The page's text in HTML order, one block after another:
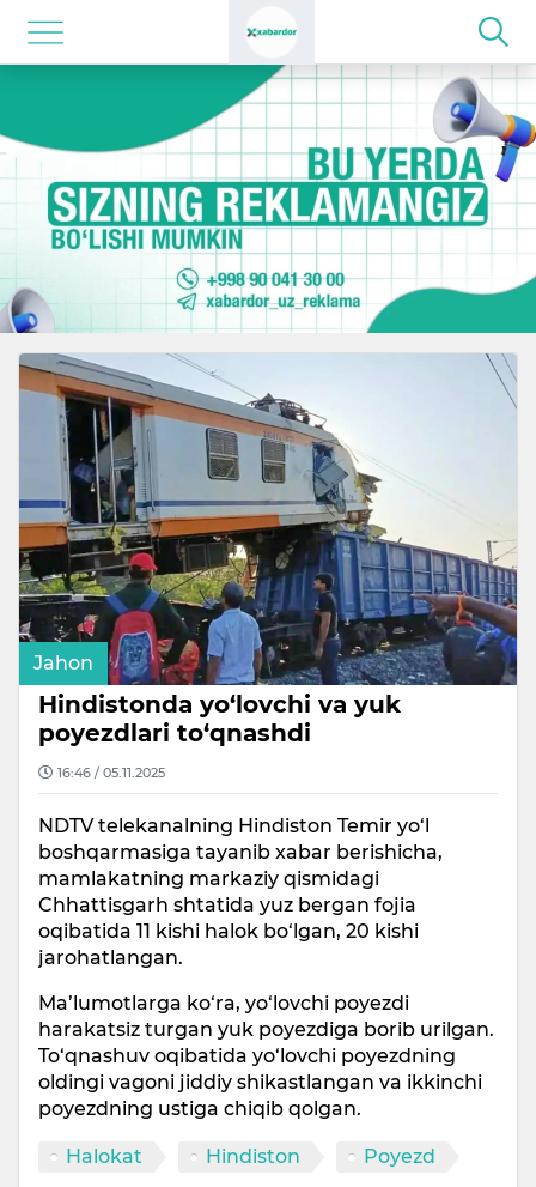
Jahon
Hindistonda yo‘lovchi va yuk
poyezdlari to‘qnashdi
16:46 / 05.11.2025
NDTV telekanalning Hindiston Temir yo‘l
boshqarmasiga tayanib xabar berishicha,
mamlakatning markaziy qismidagi
Chhattisgarh shtatida yuz bergan fojia
oqibatida 11 kishi halok bo‘lgan, 20 kishi
jarohatlangan.
Ma’lumotlarga ko‘ra, yo‘lovchi poyezdi
harakatsiz turgan yuk poyezdiga borib urilgan.
To‘qnashuv oqibatida yo‘lovchi poyezdning
oldingi vagoni jiddiy shikastlangan va ikkinchi
poyezdning ustiga chiqib qolgan.
Halokat Hindiston Poyezd